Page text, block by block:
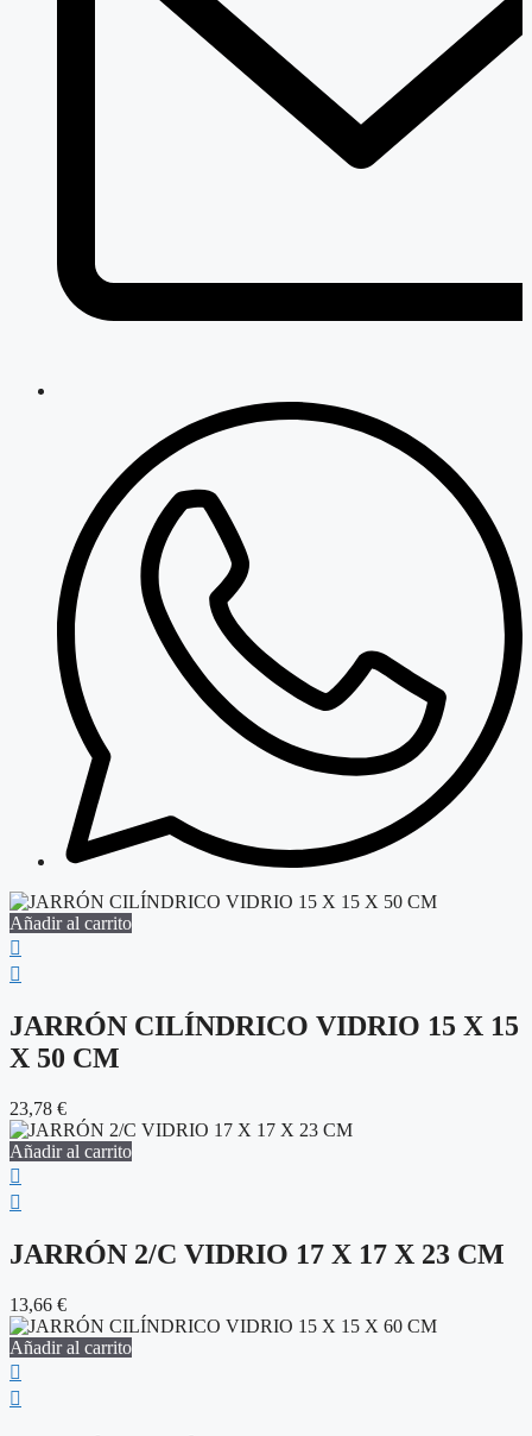
Añadir al carrito
JARRÓN CILÍNDRICO VIDRIO 15 X 15
X 50 CM
23,78 €
Añadir al carrito
JARRÓN 2/C VIDRIO 17 X 17 X 23 CM
13,66 €
Añadir al carrito